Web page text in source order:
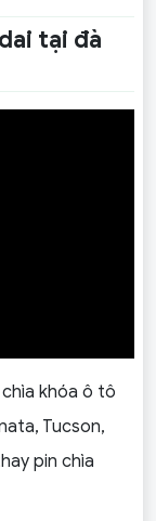
tại đà
khóa ô tô
Tucson,
pin chìa